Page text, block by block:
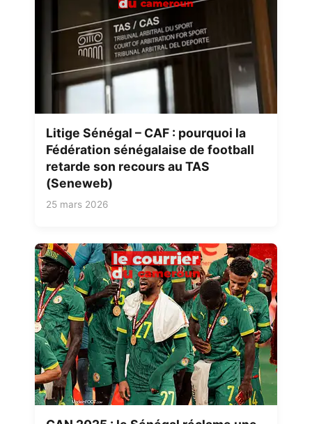
Litige Sénégal – CAF : pourquoi la
Fédération sénégalaise de football
retarde son recours au TAS
(Seneweb)
25 mars 2026